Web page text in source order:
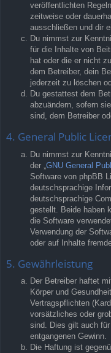
veröffentlichten
zeitweise oder
ausschließen und dir
Du nimmst zur
für die Inhalte von
hat oder die er nicht
dem Betreiber, dein
jederzeit zu löschen
Du gestattest dem
abzuändern, sofern
sind, dem Betreiber
4. General Public
Du nimmst zur
der „ GNU General
Software von phpBB
deutschsprachige
deutschsprachige
gestellt. Beide haben
die Software
Verwendung der
oder auf Inhalte
5. Gewährleistung
Der Betreiber haftet
Körper und
Vertragspflichten
vorsätzliches oder
sind. Dies gilt auch
entgangenen Gewinn.
Die Haftung ist